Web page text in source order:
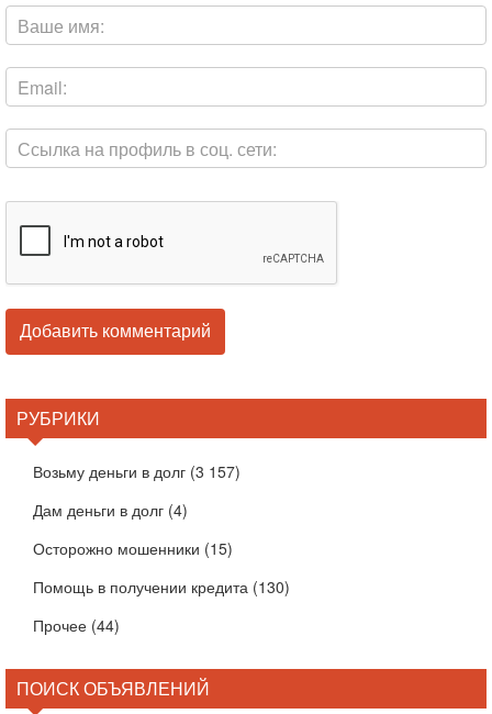
РУБРИКИ
Возьму деньги в долг (3 157)
Дам деньги в долг (4)
Осторожно мошенники (15)
Помощь в получении кредита (130)
Прочее (44)
ПОИСК ОБЪЯВЛЕНИЙ